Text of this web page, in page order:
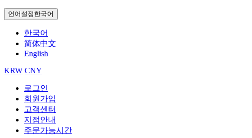
언어설정 한국어
한국어
简体中文
English
KRW CNY
로그인
회원가입
고객센터
지점안내
주문가능시간